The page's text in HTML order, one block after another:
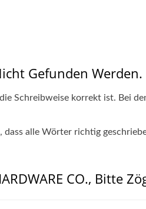
Gefunden Werden.
Schreibweise korrekt ist. Bei
alle Wörter richtig
CO., Bitte